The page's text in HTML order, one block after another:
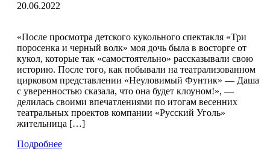
20.06.2022
«После просмотра детского кукольного спектакля «Три
поросенка и черный волк» моя дочь была в восторге от
кукол, которые так «самостоятельно» рассказывали свою
историю. После того, как побывали на театрализованном
цирковом представлении «Неуловимый Фунтик» — Даша
с уверенностью сказала, что она будет клоуном!», —
делилась своими впечатлениями по итогам весенних
театральных проектов компании «Русский Уголь»
жительница […]
Подробнее